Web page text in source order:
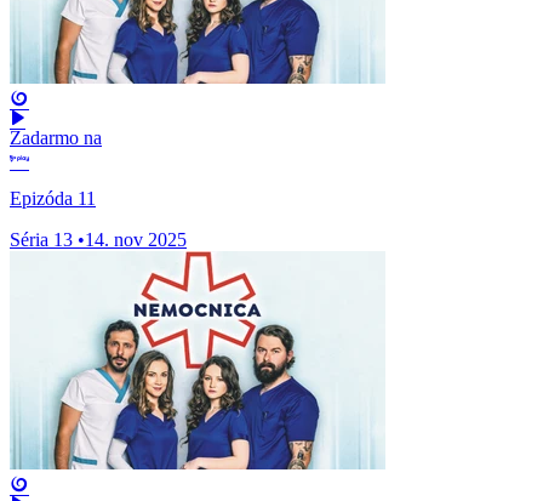
Zadarmo na
Epizóda 11
Séria 13 •14. nov 2025